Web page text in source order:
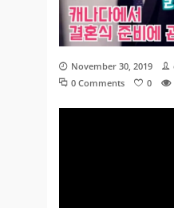
November 30, 2019
0 Comments
0